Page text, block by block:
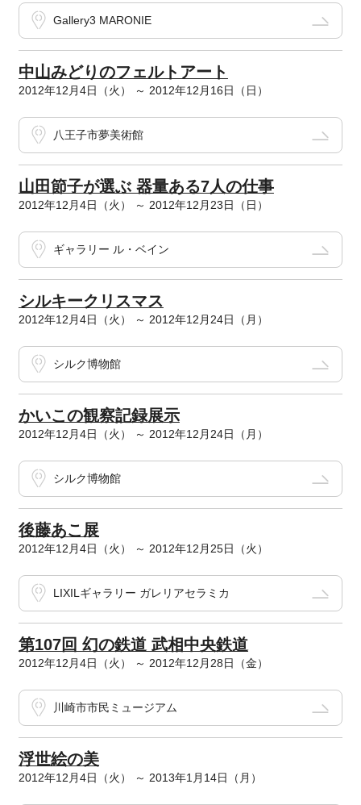
Gallery3 MARONIE
中山みどりのフェルトアート
2012年12月4日（火） ～ 2012年12月16日（日）
八王子市夢美術館
山田節子が選ぶ 器量ある7人の仕事
2012年12月4日（火） ～ 2012年12月23日（日）
ギャラリー ル・ベイン
シルキークリスマス
2012年12月4日（火） ～ 2012年12月24日（月）
シルク博物館
かいこの観察記録展示
2012年12月4日（火） ～ 2012年12月24日（月）
シルク博物館
後藤あこ展
2012年12月4日（火） ～ 2012年12月25日（火）
LIXILギャラリー ガレリアセラミカ
第107回 幻の鉄道 武相中央鉄道
2012年12月4日（火） ～ 2012年12月28日（金）
川崎市市民ミュージアム
浮世絵の美
2012年12月4日（火） ～ 2013年1月14日（月）